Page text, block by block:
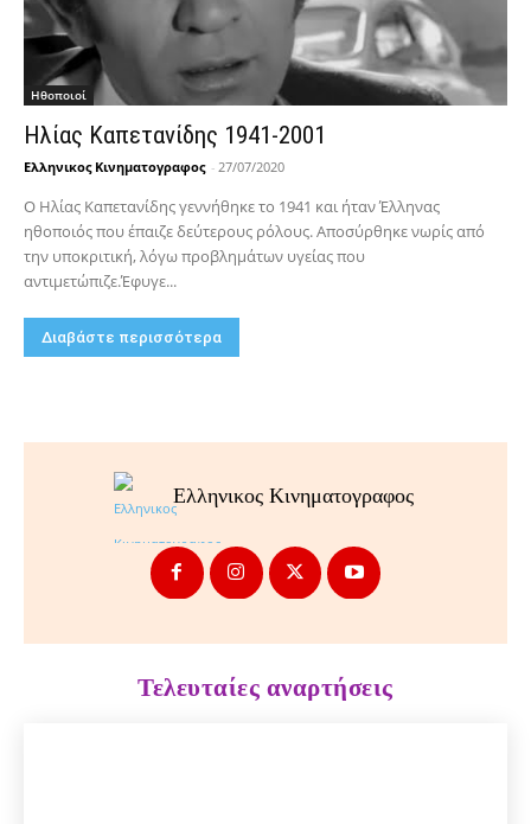
Hθοποιοί
Ηλίας Καπετανίδης 1941-2001
Ελληνικος Κινηματογραφος - 27/07/2020
Ο Ηλίας Καπετανίδης γεννήθηκε το 1941 και ήταν Έλληνας
ηθοποιός που έπαιζε δεύτερους ρόλους. Αποσύρθηκε νωρίς από
την υποκριτική, λόγω προβλημάτων υγείας που
αντιμετώπιζε.Έφυγε...
Διαβάστε περισσότερα
Ελληνικος Κινηματογραφος
Τελευταίες αναρτήσεις